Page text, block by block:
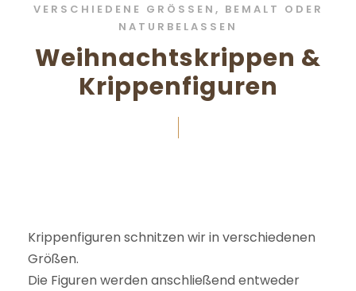
VERSCHIEDENE GRÖSSEN, BEMALT ODER N
ATURBELASSEN
Weihnachtskrippen &
Krippenfiguren
Krippenfiguren schnitzen wir in verschiedenen
Größen.
Die Figuren werden anschließend entweder